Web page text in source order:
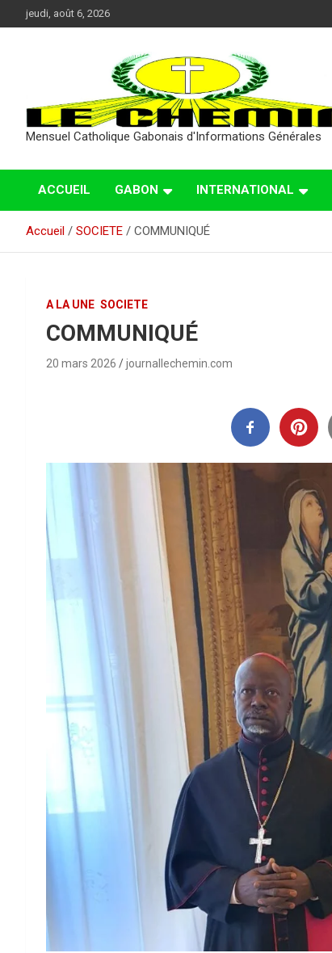
au
jeudi, août 6, 2026
Mensuel Catholique Gabonais d'Informations Générales
ACCUEIL GABON INTERNATIONAL
Accueil SOCIETE COMMUNIQUÉ
A LA UNE SOCIETE
COMMUNIQUÉ
20 mars 2026 journallechemin.com